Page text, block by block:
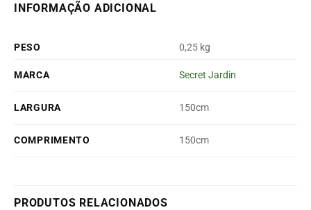
INFORMAÇÃO ADICIONAL
PESO 0,25 kg
MARCA Secret Jardin
LARGURA 150cm
COMPRIMENTO 150cm
PRODUTOS RELACIONADOS